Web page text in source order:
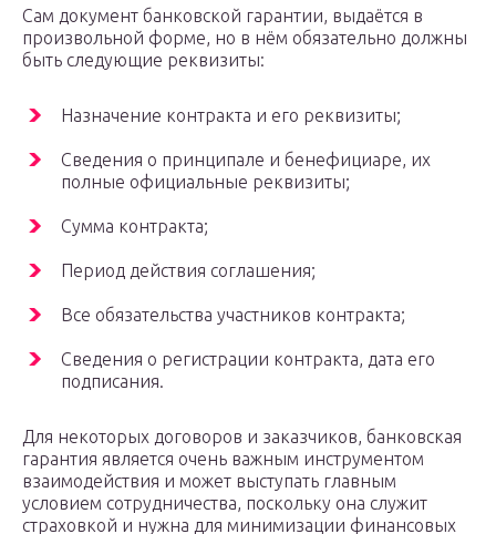
Сам документ банковской гарантии, выдаётся в
произвольной форме, но в нём обязательно должны
быть следующие реквизиты:
Назначение контракта и его реквизиты;
Сведения о принципале и бенефициаре, их
полные официальные реквизиты;
Сумма контракта;
Период действия соглашения;
Все обязательства участников контракта;
Сведения о регистрации контракта, дата его
подписания.
Для некоторых договоров и заказчиков, банковская
гарантия является очень важным инструментом
взаимодействия и может выступать главным
условием сотрудничества, поскольку она служит
страховкой и нужна для минимизации финансовых